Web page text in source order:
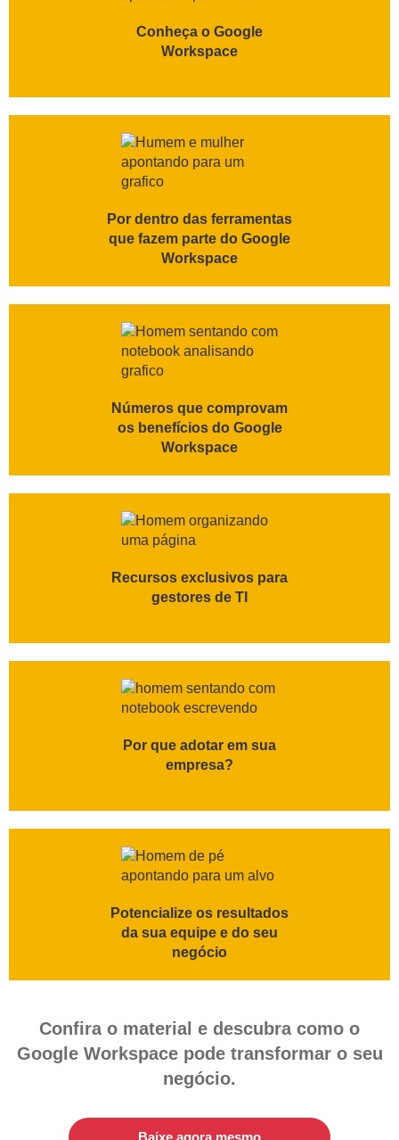
Conheça o Google
Workspace
Por dentro das ferramentas
que fazem parte do Google
Workspace
Números que comprovam
os benefícios do Google
Workspace
Recursos exclusivos para
gestores de TI
Por que adotar em sua
empresa?
Potencialize os resultados
da sua equipe e do seu
negócio
Confira o material e descubracomo o
Google Workspace pode transformar o seu
negócio.
Baixe agora mesmo